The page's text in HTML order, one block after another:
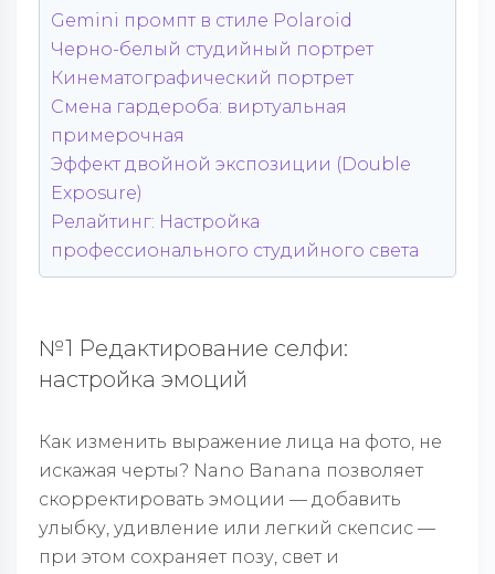
Gemini промпт в стиле Polaroid
Черно-белый студийный портрет
Кинематографический портрет
Смена гардероба: виртуальная
примерочная
Эффект двойной экспозиции (Double
Exposure)
Релайтинг: Настройка
профессионального студийного света
№1 Редактирование селфи:
настройка эмоций
Как изменить выражение лица на фото, не
искажая черты? Nano Banana позволяет
скорректировать эмоции — добавить
улыбку, удивление или легкий скепсис —
при этом сохраняет позу, свет и